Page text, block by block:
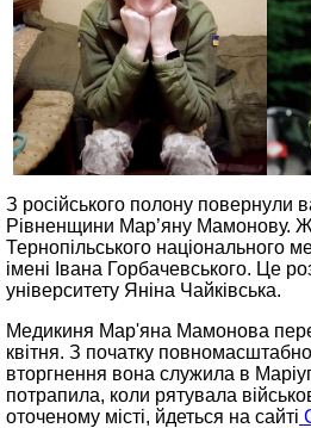
З російського полону повернули
Рівненщини Мар’яну Мамонову.
Тернопільського національного
імені Івана Горбачевського. Це
університету Яніна Чайківська.
Медикиня Мар'яна Мамонова
квітня. З початку
вторгнення вона служила в
потрапила, коли рятувала
оточеному місті, йдеться на сайті